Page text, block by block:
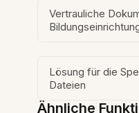
Vertrauliche
Lösung für die
Dateien
Ähnliche